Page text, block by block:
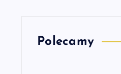
Polecamy